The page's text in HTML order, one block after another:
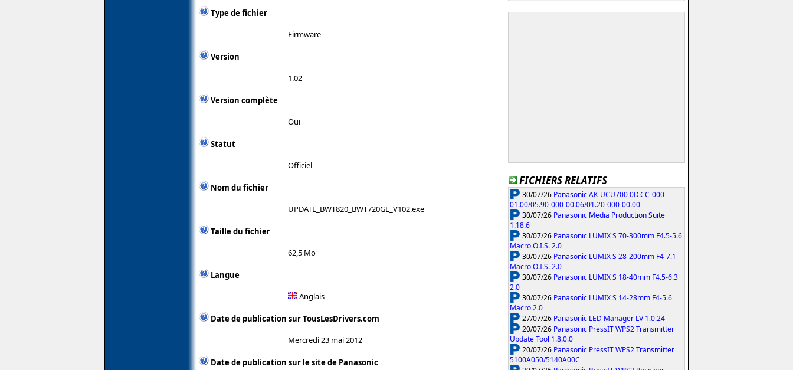
Type de fichier
Firmware
Version
1.02
Version complète
Oui
Statut
Officiel
Nom du fichier
UPDATE_BWT820_BWT720GL_V102.exe
Taille du fichier
62,5 Mo
Langue
Anglais
Date de publication sur TousLesDrivers.com
Mercredi 23 mai 2012
Date de publication sur le site de Panasonic
FICHIERS RELATIFS
30/07/26 Panasonic AK-UCU700 0D.CC-000-
01.00/05.90-000-00.06/01.20-000-00.00
30/07/26 Panasonic Media Production Suite
1.18.6
30/07/26 Panasonic LUMIX S 70-300mm F4.5-5.6
Macro O.I.S. 2.0
30/07/26 Panasonic LUMIX S 28-200mm F4-7.1
Macro O.I.S. 2.0
30/07/26 Panasonic LUMIX S 18-40mm F4.5-6.3
2.0
30/07/26 Panasonic LUMIX S 14-28mm F4-5.6
Macro 2.0
27/07/26 Panasonic LED Manager LV 1.0.24
20/07/26 Panasonic PressIT WPS2 Transmitter
Update Tool 1.8.0.0
20/07/26 Panasonic PressIT WPS2 Transmitter
5100A050/5140A00C